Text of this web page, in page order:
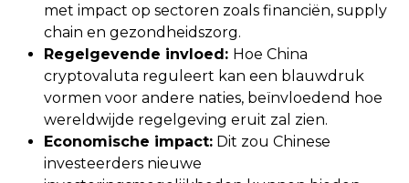
met impact op sectoren zoals financiën, supply
chain en gezondheidszorg.
Regelgevende invloed: Hoe China
cryptovaluta reguleert kan een blauwdruk
vormen voor andere naties, beïnvloedend hoe
wereldwijde regelgeving eruit zal zien.
Economische impact: Dit zou Chinese
investeerders nieuwe